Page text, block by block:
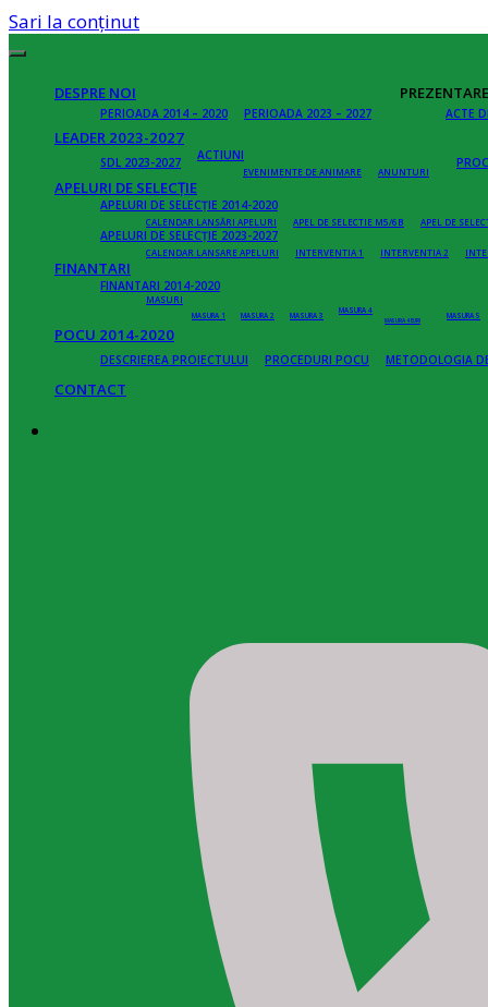
Sari la conținut
DESPRE NOI
PERIOADA 2014 – 2020 PERIOADA 2023 – 2027
PREZENTARE
ACTE
LEADER 2023-2027
SDL 2023-2027 ACTIUNI
EVENIMENTE DE ANIMARE ANUNTURI
APELURI DE SELECȚIE
APELURI DE SELECȚIE 2014-2020
CALENDAR LANSĂRI APELURI APEL DE SELECTIE M5/6B APEL DE
APELURI DE SELECȚIE 2023-2027
CALENDAR LANSARE APELURI INTERVENTIA 1 INTERVENTIA 2
FINANTARI
FINANTARI 2014-2020
MASURI
MASURA 1 MASURA 2 MASURA 3 MASURA 4
MASURA 4 EURI
MASURA 5
POCU 2014-2020
DESCRIEREA PROIECTULUI PROCEDURI POCU METODOLOGIA
CONTACT